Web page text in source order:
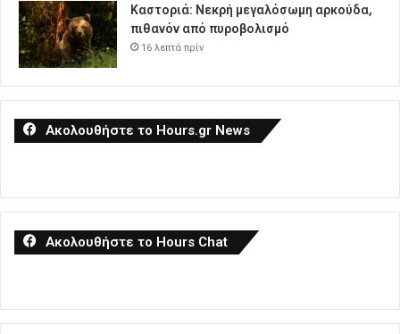
Καστοριά: Νεκρή μεγαλόσωμη αρκούδα,
πιθανόν από πυροβολισμό
16 λεπτά πρίν
Ακολουθήστε το Hours.gr News
Ακολουθήστε το Hours Chat